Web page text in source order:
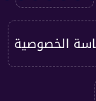
الخصوصية